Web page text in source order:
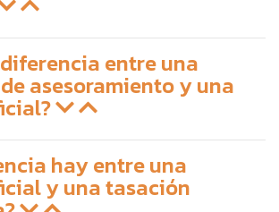
entre una
asesoramiento y una
hay entre una
y una tasación